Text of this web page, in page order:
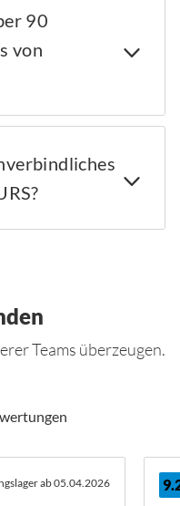
90
von
Teams überzeugen.
ab 05.04.2026